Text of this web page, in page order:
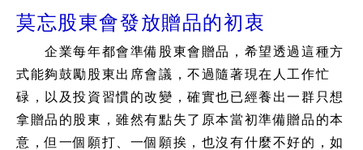
莫忘股東會發放贈品的初衷
企業每年都會準備股東會贈品，希望透過這種方
式能夠鼓勵股東出席會議，不過隨著現在人工作忙
碌，以及投資習慣的改變，確實也已經養出一群只想
拿贈品的股東，雖然有點失了原本當初準備贈品的本
意，但一個願打、一個願挨，也沒有什麼不好的，如